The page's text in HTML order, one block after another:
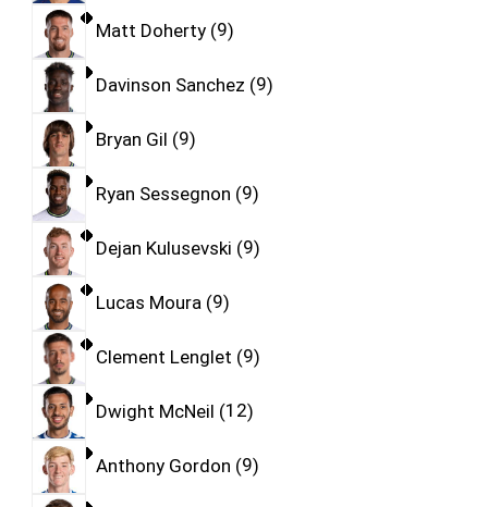
Matt Doherty 9
Davinson Sanchez 9
Bryan Gil 9
Ryan Sessegnon 9
Dejan Kulusevski 9
Lucas Moura 9
Clement Lenglet 9
Dwight McNeil 12
Anthony Gordon 9